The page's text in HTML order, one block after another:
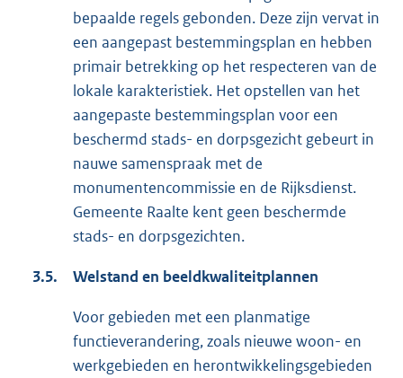
bepaalde regels gebonden. Deze zijn vervat in
een aangepast bestemmingsplan en hebben
primair betrekking op het respecteren van de
lokale karakteristiek. Het opstellen van het
aangepaste bestemmingsplan voor een
beschermd stads- en dorpsgezicht gebeurt in
nauwe samenspraak met de
monumentencommissie en de Rijksdienst.
Gemeente Raalte kent geen beschermde
stads- en dorpsgezichten.
3.5. Welstand en beeldkwaliteitplannen
Voor gebieden met een planmatige
functieverandering, zoals nieuwe woon- en
werkgebieden en herontwikkelingsgebieden